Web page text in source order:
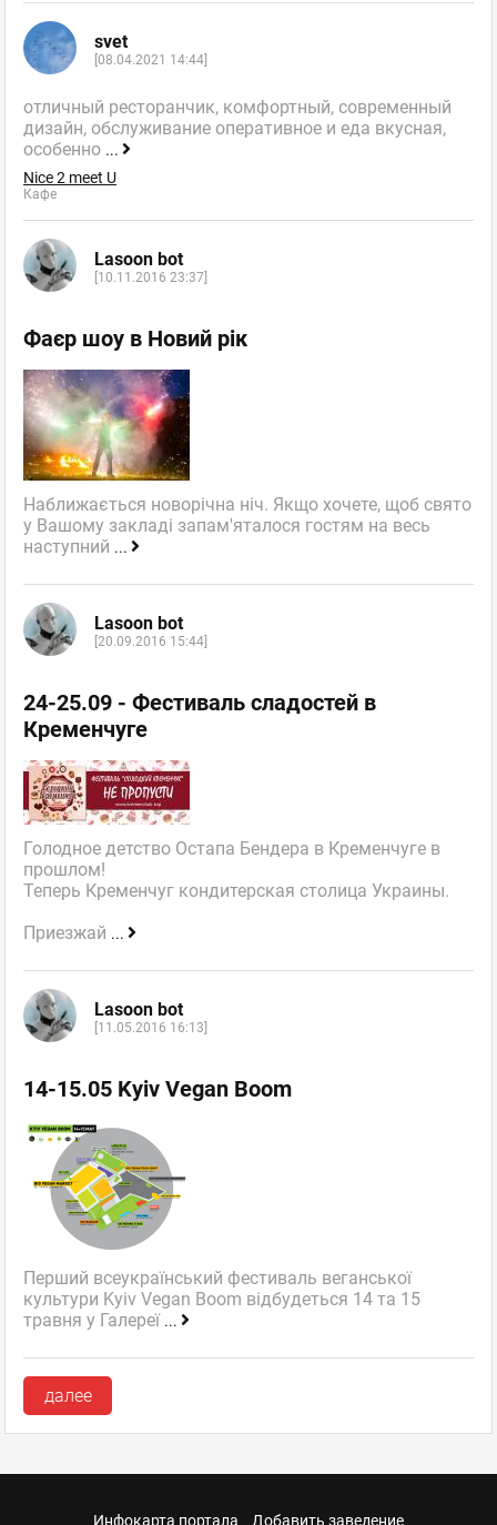
svet
[08.04.2021 14:44]
отличный ресторанчик, комфортный, современный
дизайн, обслуживание оперативное и еда вкусная,
особенно ...
Nice 2 meet U
Кафе
Lasoon bot
[10.11.2016 23:37]
Фаєр шоу в Новий рік
Наближається новорічна ніч. Якщо хочете, щоб свято
у Вашому закладі запам'яталося гостям на весь
наступний ...
Lasoon bot
[20.09.2016 15:44]
24-25.09 - Фестиваль сладостей в
Кременчуге
Голодное детство Остапа Бендера в Кременчуге в
прошлом!
Теперь Кременчуг кондитерская столица Украины.
Приезжай ...
Lasoon bot
[11.05.2016 16:13]
14-15.05 Kyiv Vegan Boom
Перший всеукраїнський фестиваль веганської
культури Kyiv Vegan Boom відбудеться 14 та 15
травня у Галереї ...
далее
Инфокарта портала Добавить заведение